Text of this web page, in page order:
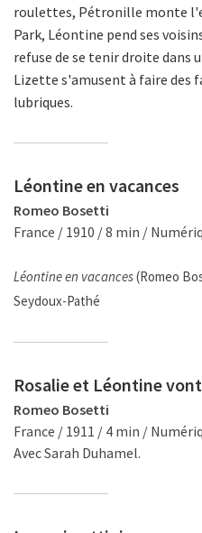
roulettes, Pétronille monte
Park, Léontine pend ses
refuse de se tenir droite dans
Lizette s'amusent à faire des
lubriques.
Léontine en vacances
Romeo Bosetti
France / 1910 / 8 min /
Léontine en vacances(Romeo
Seydoux-Pathé
Rosalie et Léontine
Romeo Bosetti
France / 1911 / 4 min /
Avec Sarah Duhamel.